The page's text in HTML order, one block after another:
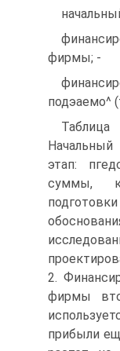
фирмы; -
подэаемо^
этап:
суммы,
2.
фирмы
прибыли